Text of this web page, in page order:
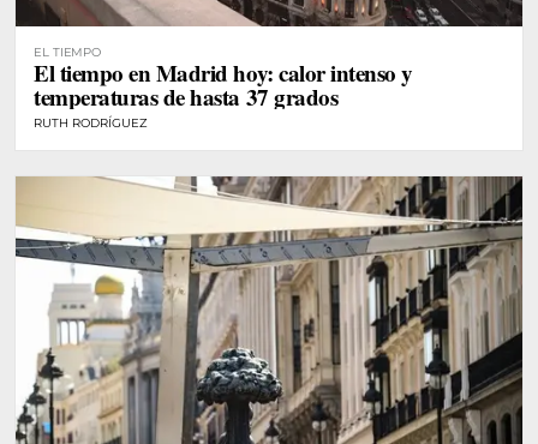
EL TIEMPO
El tiempo en Madrid hoy: calor intenso y
temperaturas de hasta 37 grados
RUTH RODRÍGUEZ